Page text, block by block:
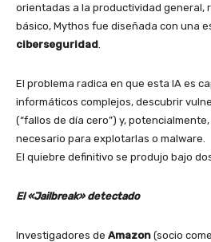
orientadas a la productividad general,
básico, Mythos fue diseñada con una
ciberseguridad
El problema radica en que esta IA es
informáticos complejos, descubrir
(“fallos de día cero”) y,
necesario para explotarlas o malware.
El quiebre definitivo se produjo bajo
El «Jailbreak» detectado
Investigadores de Amazon (socio